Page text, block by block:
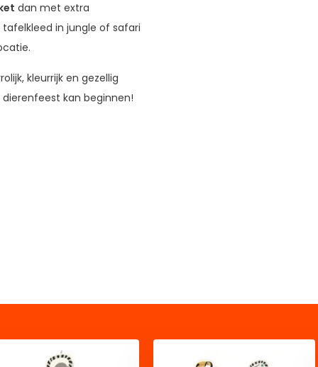
dan met extra
in jungle of safari
kleurrijk en gezellig
kan beginnen!